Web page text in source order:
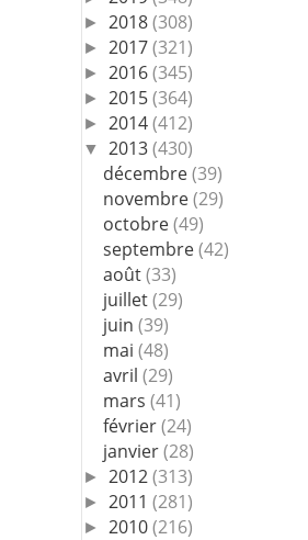
► 2018(308)
► 2017(321)
► 2016(345)
► 2015(364)
► 2014(412)
▼ 2013(430)
décembre(39)
novembre(29)
octobre(49)
septembre(42)
août(33)
juillet(29)
juin(39)
mai(48)
avril(29)
mars(41)
février(24)
janvier(28)
► 2012(313)
► 2011 (281)
► 2010(216)